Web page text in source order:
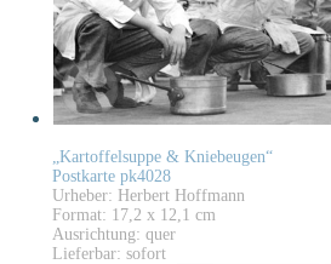
„Kartoffelsuppe & Kniebeugen“
Postkarte pk4028
Urheber: Herbert Hoffmann
Format: 17,2 x 12,1 cm
Ausrichtung: quer
Lieferbar: sofort